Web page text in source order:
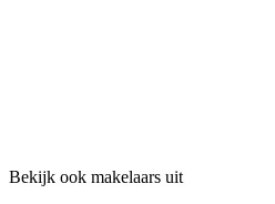
Bekijk ook makelaars uit